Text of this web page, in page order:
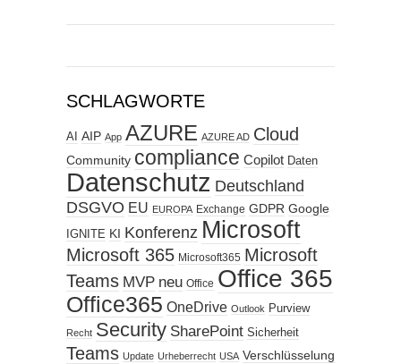
SCHLAGWORTE
AI AIP App AZURE AZURE AD Cloud
Community compliance Copilot Daten
Datenschutz Deutschland
DSGVO EU EUROPA Exchange GDPR Google
IGNITE KI Konferenz Microsoft
Microsoft 365 Microsoft365 Microsoft
Teams MVP neu Office Office 365
Office365 OneDrive Outlook Purview
Recht Security SharePoint Sicherheit
Teams Update Urheberrecht USA Verschlüsselung